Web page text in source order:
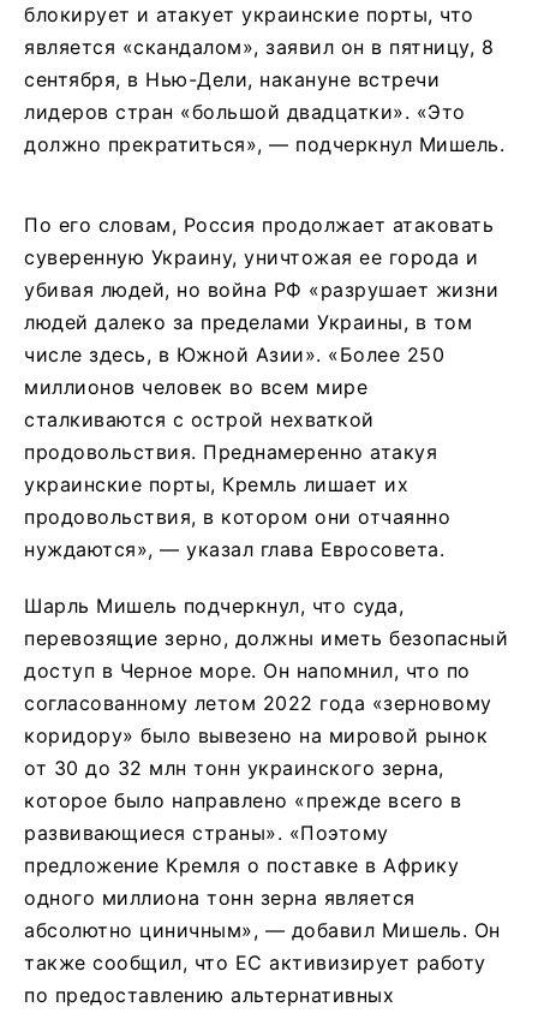
блокирует и атакует украинские порты, что
является «скандалом», заявил он в пятницу, 8
сентября, в Нью-Дели, накануне встречи
лидеров стран «большой двадцатки». «Это
должно прекратиться», — подчеркнул Мишель.
По его словам, Россия продолжает атаковать
суверенную Украину, уничтожая ее города и
убивая людей, но война РФ «разрушает жизни
людей далеко за пределами Украины, в том
числе здесь, в Южной Азии». «Более 250
миллионов человек во всем мире
сталкиваются с острой нехваткой
продовольствия. Преднамеренно атакуя
украинские порты, Кремль лишает их
продовольствия, в котором они отчаянно
нуждаются», — указал глава Евросовета.
Шарль Мишель подчеркнул, что суда,
перевозящие зерно, должны иметь безопасный
доступ в Черное море. Он напомнил, что по
согласованному летом 2022 года «зерновому
коридору» было вывезено на мировой рынок
от 30 до 32 млн тонн украинского зерна,
которое было направлено «прежде всего в
развивающиеся страны». «Поэтому
предложение Кремля о поставке в Африку
одного миллиона тонн зерна является
абсолютно циничным», — добавил Мишель. Он
также сообщил, что ЕС активизирует работу
по предоставлению альтернативных